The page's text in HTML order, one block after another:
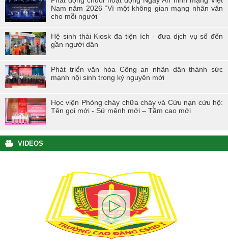
Nam năm 2026 “Vì một không gian mạng nhân văn
cho mỗi người”
Hệ sinh thái Kiosk đa tiện ích - đưa dịch vụ số đến
gần người dân
Phát triển văn hóa Công an nhân dân thành sức
mạnh nội sinh trong kỷ nguyên mới
Học viện Phòng cháy chữa cháy và Cứu nạn cứu hộ:
Tên gọi mới - Sứ mệnh mới – Tầm cao mới
VIDEOS